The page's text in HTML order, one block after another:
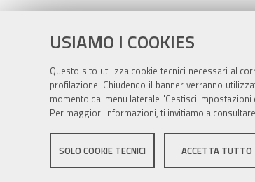
USIAMO I COOKIES
Questo sito utilizza cookie tecnici necessari al
profilazione. Chiudendo il banner verranno
momento dal menu laterale "Gestisci impostazioni
Per maggiori informazioni, ti invitiamo a
SOLO COOKIE TECNICI ACCETTA TUTTO
Sito istituzionale Comune di Zola